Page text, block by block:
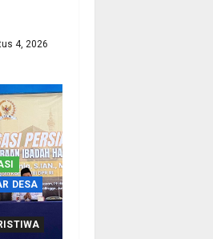
4, 2026
DESA